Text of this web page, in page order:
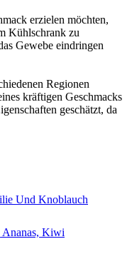
erzielen möchten,
Kühlschrank zu
Gewebe eindringen
Regionen
kräftigen Geschmacks
geschätzt, da
Und Knoblauch
Ananas, Kiwi